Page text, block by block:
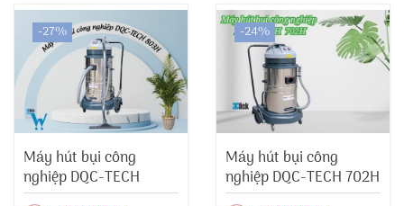
-27%
Máy hút bụi công
nghiệp DQC-TECH
803H
-24%
Máy hút bụi công
nghiệp DQC-TECH 702H